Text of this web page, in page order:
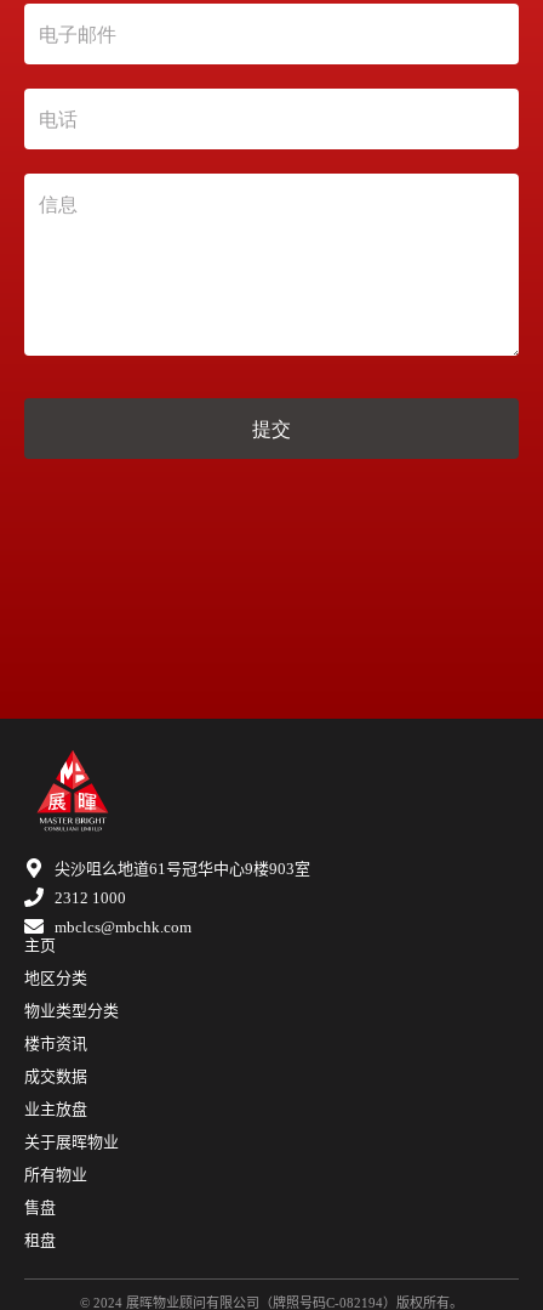
尖沙咀么地道61号冠华中心9楼903室
2312 1000
mbclcs@mbchk.com
主页
地区分类
物业类型分类
楼市资讯
成交数据
业主放盘
关于展晖物业
所有物业
售盘
租盘
© 2024 展晖物业顾问有限公司（牌照号码C-082194）版权所有。